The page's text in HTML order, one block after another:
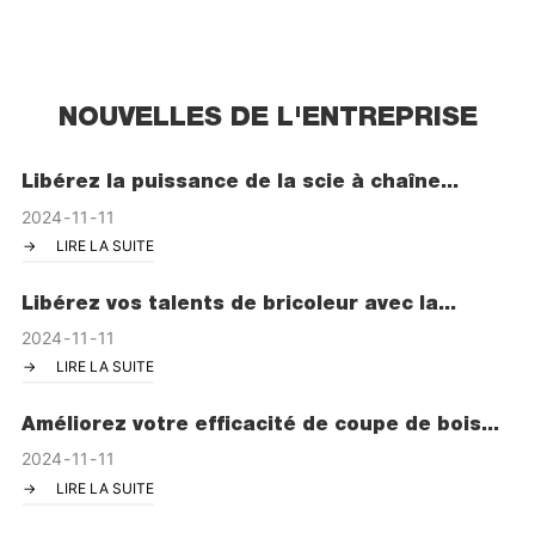
NOUVELLES DE L'ENTREPRISE
Libérez la puissance de la scie à chaîne
électrique GTL 14" - Votre solution de coupe
ultime
2024 11 11
LIRE LA SUITE
Libérez vos talents de bricoleur avec la
perceuse à percussion électrique à marteau
GTL 500 W/650 W 13 mm
2024 11 11
LIRE LA SUITE
Améliorez votre efficacité de coupe de bois
avec la machine de découpe de bois
électrique horizontale verticale 4 000 W 12 T
2024 11 11
LIRE LA SUITE